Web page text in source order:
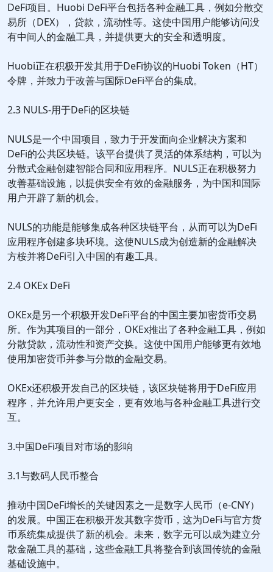
DeFi项目。Huobi DeFi平台包括各种金融工具，例如分散交
易所（DEX），贷款，流动性等。这使中国用户能够访问没
有中间人的金融工具，并提供更大的安全和透明度。
Huobi正在积极开发其用于DeFi协议的Huobi Token（HT）
令牌，并致力于改善与国际DeFi平台的集成。
2.3 NULS-用于DeFi的区块链
NULS是一个中国项目，致力于开发面向企业解决方案和
DeFi的公共区块链。该平台提供了灵活的体系结构，可以为
分散式金融创建智能合同和应用程序。NULS正在积极努力
改善基础设施，以提供安全有效的金融服务，为中国和国际
用户开辟了新的机会。
NULS的功能是能够集成各种区块链平台，从而可以为DeFi
应用程序创建多块环境。这使NULS成为创造新的金融解决
方桉并将DeFi引入中国的有趣工具。
2.4 OKEx DeFi
OKEx是另一个积极开发DeFi平台的中国主要加密货币交易
所。作为其项目的一部分，OKEx推出了各种金融工具，例如
分散贷款，流动性和资产交换。这使中国用户能够更有效地
使用加密货币并参与分散的金融交易。
OKEx还积极开发自己的区块链，该区块链将用于DeFi应用
程序，并允许用户更安全，更有效地与各种金融工具进行交
互。
3.中国DeFi项目对市场的影响
3.1与数码人民币整合
推动中国DeFi增长的关键因素之一是数字人民币（e-CNY）
的发展。中国正在积极开发其数字货币，这为DeFi与官方货
币系统集成提供了新的机会。未来，数字元可以成为建立分
散金融工具的基础，这些金融工具将整合到该国传统的金融
基础设施中。